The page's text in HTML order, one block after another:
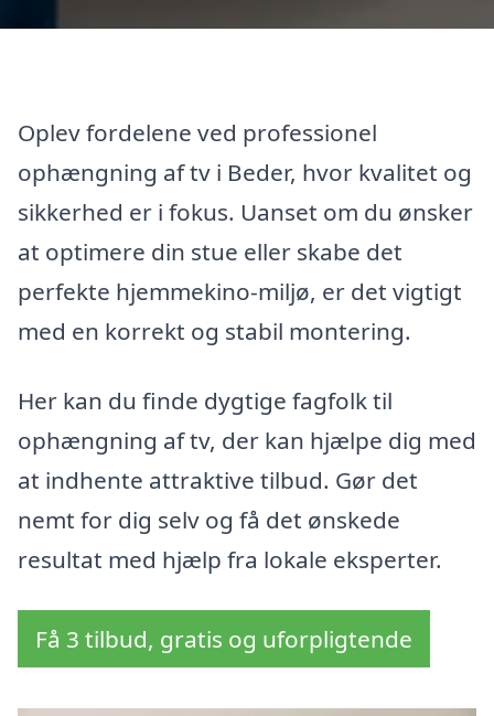
Oplev fordelene ved professionel
ophængning af tv i Beder, hvor kvalitet og
sikkerhed er i fokus. Uanset om du ønsker
at optimere din stue eller skabe det
perfekte hjemmekino-miljø, er det vigtigt
med en korrekt og stabil montering.
Her kan du finde dygtige fagfolk til
ophængning af tv, der kan hjælpe dig med
at indhente attraktive tilbud. Gør det
nemt for dig selv og få det ønskede
resultat med hjælp fra lokale eksperter.
Få 3 tilbud, gratis og uforpligtende